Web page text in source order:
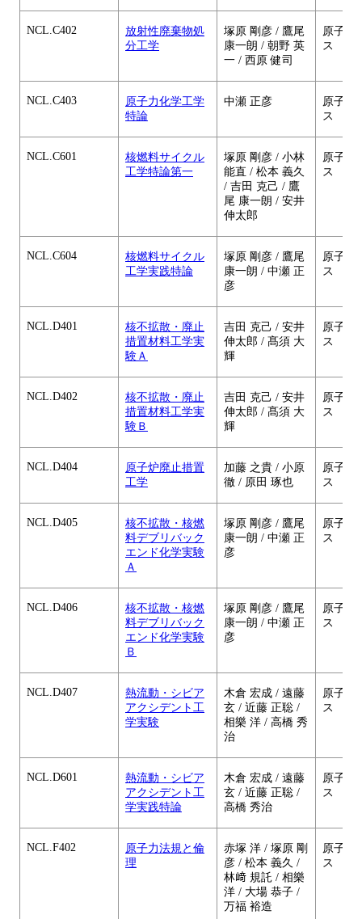
NCL.C402
放射性廃棄物処
分工学
塚原 剛彦 / 鷹尾
康一朗 / 朝野 英
一 / 西原 健司
原子核
ス
NCL.C403
原子力化学工学
特論
中瀬 正彦
原子核
ス
NCL.C601
核燃料サイクル
工学特論第一
塚原 剛彦 / 小林
能直 / 松本 義久
/ 吉田 克己 / 鷹
尾 康一朗 / 安井
伸太郎
原子核
ス
NCL.C604
核燃料サイクル
工学実践特論
塚原 剛彦 / 鷹尾
康一朗 / 中瀬 正
彦
原子核
ス
NCL.D401
核不拡散・廃止
措置材料工学実
験Ａ
吉田 克己 / 安井
伸太郎 / 髙須 大
輝
原子核
ス
NCL.D402
核不拡散・廃止
措置材料工学実
験Ｂ
吉田 克己 / 安井
伸太郎 / 髙須 大
輝
原子核
ス
NCL.D404
原子炉廃止措置
工学
加藤 之貴 / 小原
徹 / 原田 琢也
原子核
ス
NCL.D405
核不拡散・核燃
料デブリバック
エンド化学実験
Ａ
塚原 剛彦 / 鷹尾
康一朗 / 中瀬 正
彦
原子核
ス
NCL.D406
核不拡散・核燃
料デブリバック
エンド化学実験
Ｂ
塚原 剛彦 / 鷹尾
康一朗 / 中瀬 正
彦
原子核
ス
NCL.D407
熱流動・シビア
アクシデント工
学実験
木倉 宏成 / 遠藤
玄 / 近藤 正聡 /
相樂 洋 / 高橋 秀
治
原子核
ス
NCL.D601
熱流動・シビア
アクシデント工
学実践特論
木倉 宏成 / 遠藤
玄 / 近藤 正聡 /
高橋 秀治
原子核
ス
NCL.F402
原子力法規と倫
理
赤塚 洋 / 塚原 剛
彦 / 松本 義久 /
林﨑 規託 / 相樂
洋 / 大場 恭子 /
万福 裕造
原子核
ス